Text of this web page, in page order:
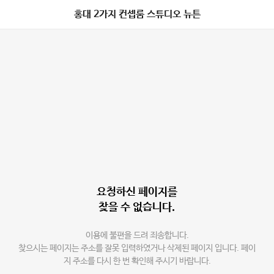
홍대 2가지 컨셉룸 스튜디오 뉴튼
요청하신 페이지를
찾을 수 없습니다.
이용에 불편을 드려 죄송합니다.
찾으시는 페이지는 주소를 잘못 입력하였거나 삭제된 페이지 입니다. 페이
지 주소를 다시 한 번 확인해 주시기 바랍니다.